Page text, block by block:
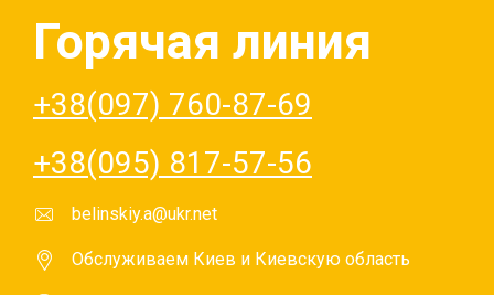
Горячая линия
+38(097) 760-87-69
+38(095) 817-57-56
belinskiy.a@ukr.net
Обслуживаем Киев и Киевскую область